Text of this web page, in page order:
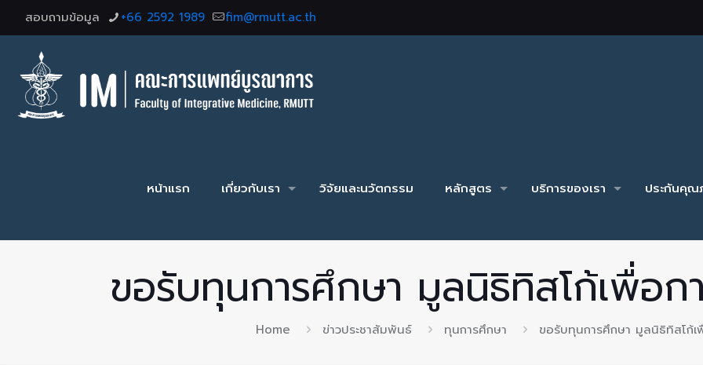
สอบถามข้อมูล +66 2592 1989 fim@rmutt.ac.th
หน้าแรก เกี่ยวกับเรา วิจัยและนวัตกรรม หลักสูตร บริการของเรา ประกันคุณ
ขอรับทุนการศึกษา มูลนิธิทิสโก้เพื่อ
Home ข่าวประชาสัมพันธ์ ทุนการศึกษา ขอรับทุนการศึกษา มูลนิธิทิสโก้